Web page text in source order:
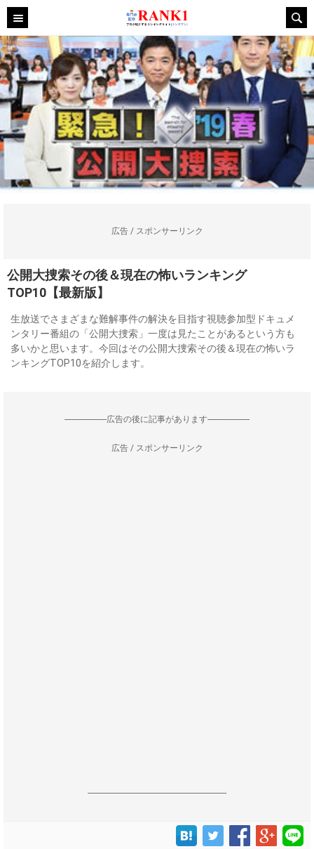
広告 / スポンサーリンク
公開大捜索その後＆現在の怖いランキング
TOP10【最新版】
生放送でさまざまな難解事件の解決を目指す視聴参加型ドキュメ
ンタリー番組の「公開大捜索」一度は見たことがあるという方も
多いかと思います。今回はその公開大捜索その後＆現在の怖いラ
ンキングTOP10を紹介します。
--------------------広告の後に記事があります--------------------
広告 / スポンサーリンク
------------------------------------------------------------------